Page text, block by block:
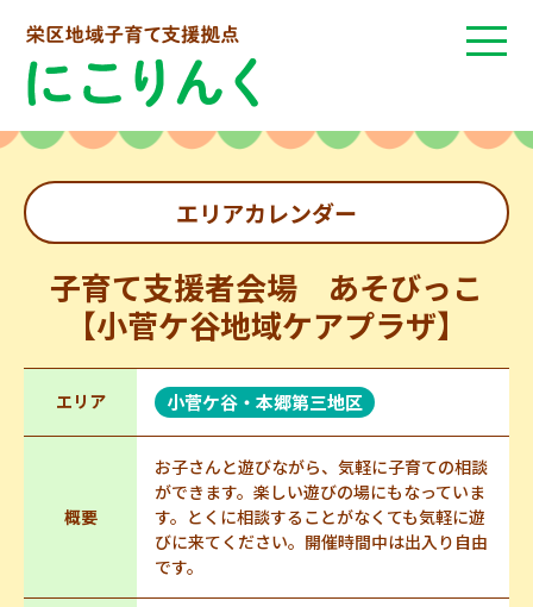
エリアカレンダー
子育て支援者会場 あそびっこ
【小菅ケ谷地域ケアプラザ】
エリア 小菅ケ谷・本郷第三地区
概要
お子さんと遊びながら、気軽に子育ての相談
ができます。楽しい遊びの場にもなっていま
す。とくに相談することがなくても気軽に遊
びに来てください。開催時間中は出入り自由
です。